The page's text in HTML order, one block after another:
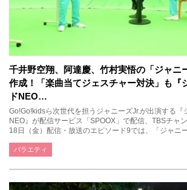
千井野空翔、阿達慶、竹村実悟の「ジャニ
作成！「楽曲当てジェスチャー対決」も『
ドNEO…
Go!Go!kidsら次世代を担うジャニーズJr.が出演する『
NEO』が配信サービス「SPOOX」で配信、TBSチャ
18日（金）配信・放送のエピソード9では、「ジャニ
バラエティ